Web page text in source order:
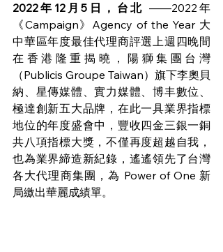
2022年12月5日，台北 ——2022年
《Campaign》Agency of the Year 大
中華區年度最佳代理商評選上週四晚間
在香港隆重揭曉，陽獅集團台灣
（Publicis Groupe Taiwan）旗下李奧貝
納、星傳媒體、實力媒體、博丰數位、
極達創新五大品牌，在此一具業界指標
地位的年度盛會中，豐收四金三銀一銅
共八項指標大獎，不僅再度超越自我，
也為業界締造新紀錄，遙遙領先了台灣
各大代理商集團，為 Power of One 新
局繳出華麗成績單。